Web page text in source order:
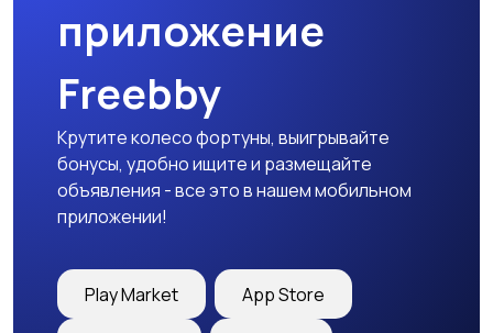
Другое
приложение
Freebby
Крутите колесо фортуны, выигрывайте
бонусы, удобно ищите и размещайте
объявления - все это в нашем мобильном
приложении!
Play Market App Store